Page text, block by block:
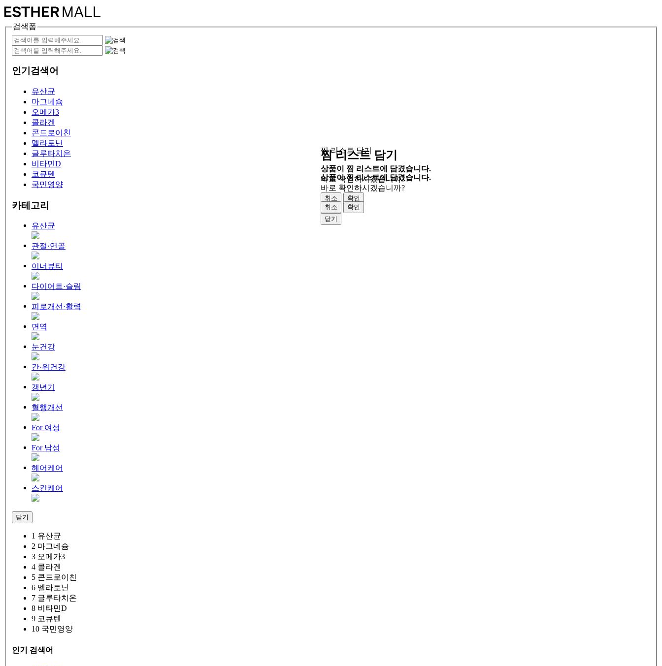
검색폼
인기검색어
유산균
마그네슘
오메가3
콜라겐
콘드로이친
멜라토닌
글루타치온
비타민D
코큐텐
국민영양
카테고리
유산균
관절·연골
이너뷰티
다이어트·슬림
피로개선·활력
면역
눈건강
간·위건강
갱년기
혈행개선
For 여성
For 남성
헤어케어
스킨케어
닫기
1 유산균
2 마그네슘
3 오메가3
4 콜라겐
5 콘드로이친
6 멜라토닌
7 글루타치온
8 비타민D
9 코큐텐
10 국민영양
인기 검색어
찜 리스트 담기
상품이 찜 리스트에 담겼습니다.
바로 확인하시겠습니까?
취소
확인
닫기
찜 리스트 담기
상품이 찜 리스트에 담겼습니다.
바로 확인하시겠습니까?
취소
확인
닫기